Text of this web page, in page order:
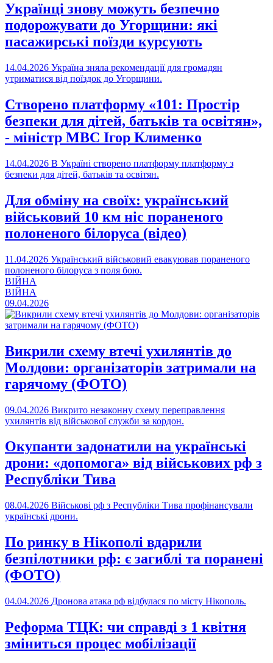
Українці знову можуть безпечно
подорожувати до Угорщини: які
пасажирські поїзди курсують
14.04.2026 Україна зняла рекомендації для громадян
утриматися від поїздок до Угорщини.
Створено платформу «101: Простір
безпеки для дітей, батьків та освітян»,
- міністр МВС Ігор Клименко
14.04.2026 В Україні створено платформу платформу з
безпеки для дітей, батьків та освітян.
Для обміну на своїх: український
військовий 10 км ніс пораненого
полоненого білоруса (відео)
11.04.2026 Український військовий евакуював пораненого
полоненого білоруса з поля бою.
ВІЙНА
ВІЙНА
09.04.2026
Викрили схему втечі ухилянтів до
Молдови: організаторів затримали на
гарячому (ФОТО)
09.04.2026 Викрито незаконну схему переправлення
ухилянтів від військової служби за кордон.
Окупанти задонатили на українські
дрони: «допомога» від військових рф з
Республіки Тива
08.04.2026 Військові рф з Республіки Тива профінансували
українські дрони.
По ринку в Нікополі вдарили
безпілотники рф: є загиблі та поранені
(ФОТО)
04.04.2026 Дронова атака рф відбулася по місту Нікополь.
Реформа ТЦК: чи справді з 1 квітня
зміниться процес мобілізації